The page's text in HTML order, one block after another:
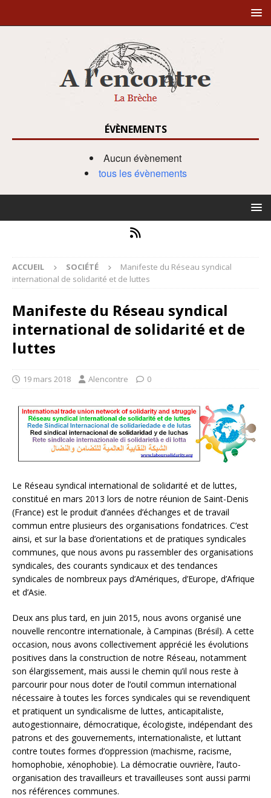
ÉVÈNEMENTS
Aucun évènement
tous les évènements
ACCUEIL SOCIÉTÉ
Manifeste du Réseau syndical
international de solidarité et de luttes
Manifeste du Réseau syndical
international de solidarité et de
luttes
19 mars 2018 Alencontre 0
Le Réseau syndical international de solidarité et de luttes,
constitué en mars 2013 lors de notre réunion de Saint-Denis
(France) est le produit d’années d’échanges et de travail
commun entre plusieurs des organisations fondatrices. C’est
ainsi, et sur la base d’orientations et de pratiques syndicales
communes, que nous avons pu rassembler des organisations
syndicales, des courants syndicaux et des tendances
syndicales de nombreux pays d’Amériques, d’Europe, d’Afrique
et d’Asie.
Deux ans plus tard, en juin 2015, nous avons organisé une
nouvelle rencontre internationale, à Campinas (Brésil). A cette
occasion, nous avons collectivement apprécié les évolutions
positives dans la construction de notre Réseau, notamment
son élargissement, mais aussi le chemin qu’il nous reste à
parcourir pour nous doter de l’outil commun international
nécessaire à toutes les forces syndicales qui se revendiquent
et pratiquent un syndicalisme de luttes, anticapitaliste,
autogestionnaire, démocratique, écologiste, indépendant des
patrons et des gouvernements, internationaliste, et luttant
contre toutes formes d’oppression (machisme, racisme,
homophobie, xénophobie). La démocratie ouvrière, l’auto-
organisation des travailleurs et travailleuses sont aussi parmi
nos références communes.